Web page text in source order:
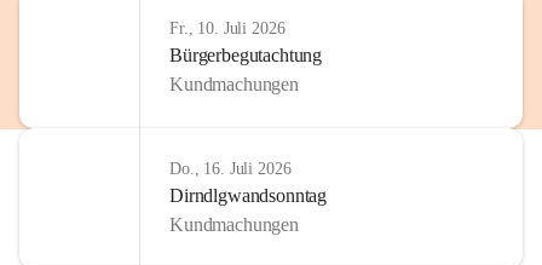
Fr., 10. Juli 2026
Bürgerbegutachtung
Kundmachungen
Do., 16. Juli 2026
Dirndlgwandsonntag
Kundmachungen